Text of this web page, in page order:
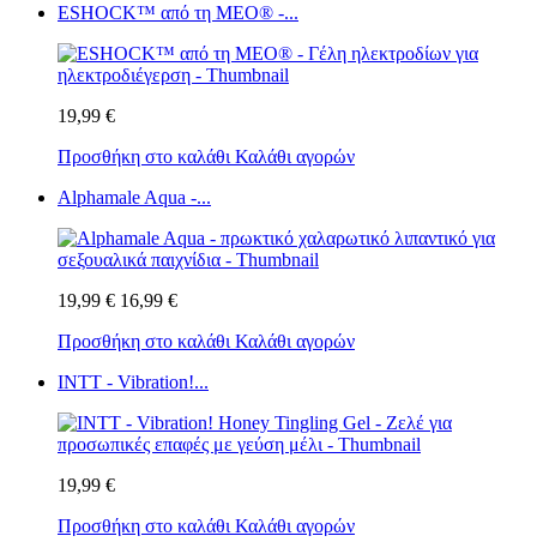
ESHOCK™ από τη MEO® -...
19,99 €
Προσθήκη στο καλάθι Καλάθι αγορών
Alphamale Aqua -...
19,99 € 16,99 €
Προσθήκη στο καλάθι Καλάθι αγορών
INTT - Vibration!...
19,99 €
Προσθήκη στο καλάθι Καλάθι αγορών